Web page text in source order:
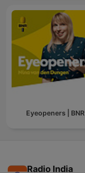
Eyeopeners | BNR
Radio India